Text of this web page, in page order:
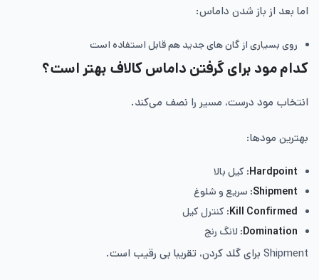
اما بعد از باز شدن داماس:
روی بسیاری از گان های جدید هم قابل استفاده است
کدام مود برای گرفتن داماس کالاف بهتر است؟
انتخاب مود درست، مسیر را نصف می‌کند.
بهترین مودها:
Hardpoint: کیل بالا
Shipment: سریع و شلوغ
Kill Confirmed: کنترل کیل
Domination: لانگ رنج
Shipment برای گلد کردن، تقریبا بی رقیب است.